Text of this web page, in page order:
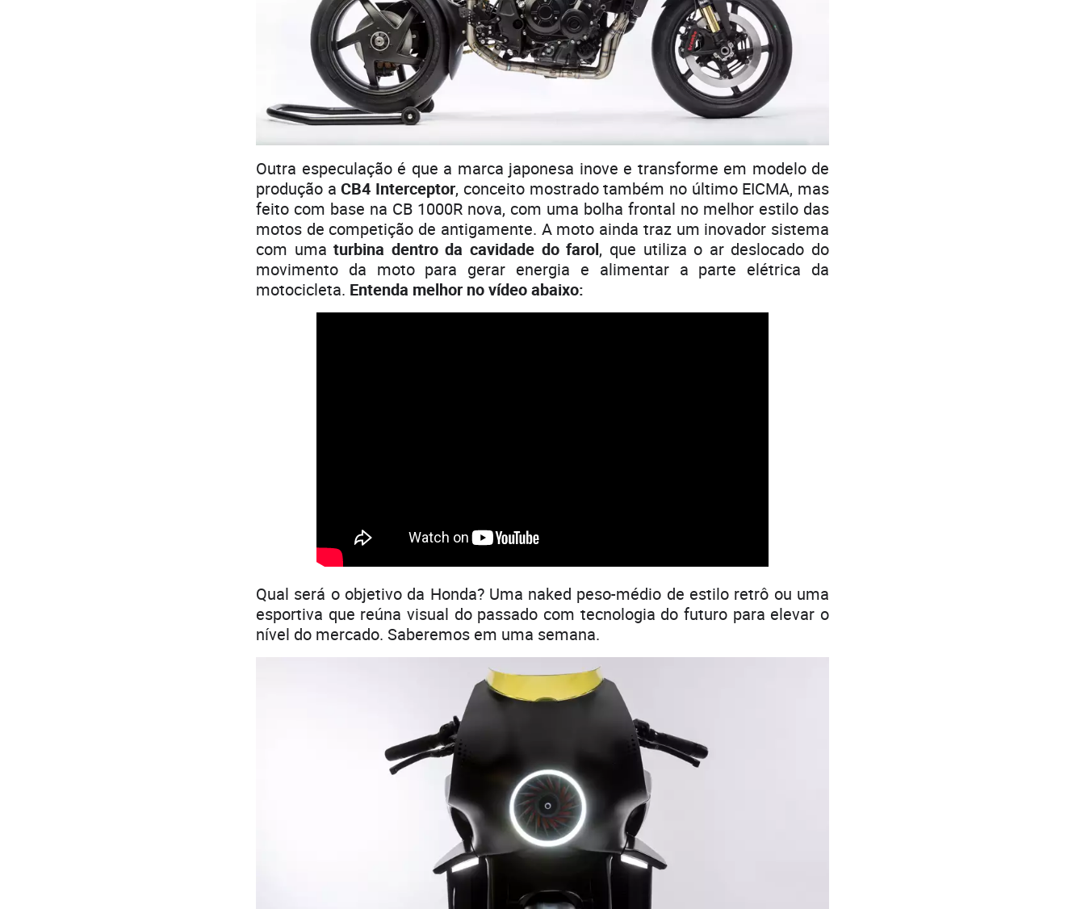
Outra especulação é que a marca japonesa inove e transforme em modelo de
produção aCB4 Interceptor, conceito mostrado também no último EICMA, mas
feito com base na CB 1000R nova, com uma bolha frontal no melhor estilo das
motos de competição de antigamente. A moto ainda traz um inovador sistema
com umaturbina dentro da cavidade do farol, que utiliza o ar deslocado do
movimento da moto para gerar energia e alimentar a parte elétrica da
motocicleta. Entenda melhor no vídeo abaixo:
Qual será o objetivo da Honda? Uma naked peso-médio de estilo retrô ou uma
esportiva que reúna visual do passado com tecnologia do futuro para elevar o
nível do mercado. Saberemos em uma semana.